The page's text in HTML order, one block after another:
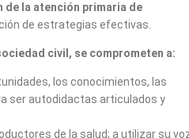
de la atención primaria de
de estrategias efectivas.
civil, se comprometen a:
los conocimientos, las
ser autodidactas articulados y
de la salud; a utilizar su